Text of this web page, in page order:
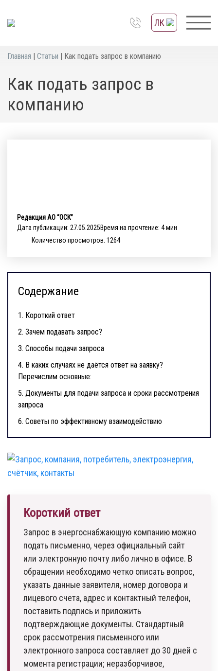
ЛК
Главная | Статьи | Как подать запрос в компанию
Как подать запрос в
компанию
Редакция АО “ОСК”
Дата публикации: 27.05.2025Время на прочтение: 4 мин
Количество просмотров: 1264
Содержание
1. Короткий ответ
2. Зачем подавать запрос?
3. Способы подачи запроса
4. В каких случаях не даётся ответ на заявку?
Перечислим основные:
5. Документы для подачи запроса и сроки рассмотрения
запроса
6. Советы по эффективному взаимодействию
Короткий ответ
Запрос в энергоснабжающую компанию можно
подать письменно, через официальный сайт
или электронную почту либо лично в офисе. В
обращении необходимо четко описать вопрос,
указать данные заявителя, номер договора и
лицевого счета, адрес и контактный телефон,
поставить подпись и приложить
подтверждающие документы. Стандартный
срок рассмотрения письменного или
электронного запроса составляет до 30 дней с
момента регистрации; неразборчивое,